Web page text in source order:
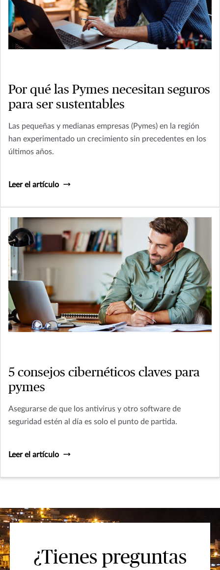
Por qué las Pymes necesitan seguros
para ser sustentables
Las pequeñas y medianas empresas (Pymes) en la región
han experimentado un crecimiento sin precedentes en los
últimos años.
Leer el artículo
5 consejos cibernéticos claves para
pymes
Asegurarse de que los antivirus y otro software de
seguridad estén al día es solo el punto de partida.
Leer el artículo
¿Tienes preguntas